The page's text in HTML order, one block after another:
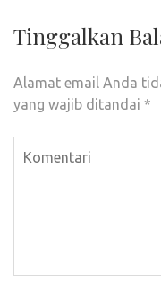
Tinggalkan
Alamat email Anda
yang wajib ditandai *